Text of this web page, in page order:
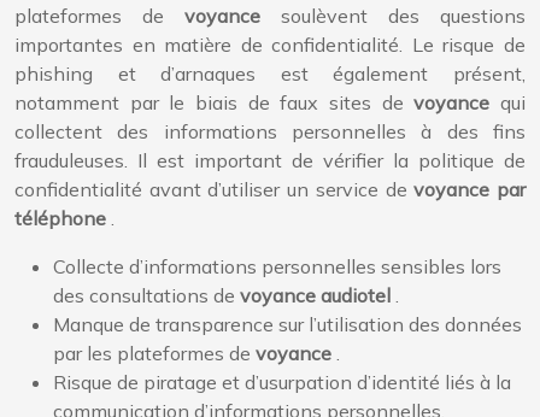
plateformes de voyance soulèvent des questions
importantes en matière de confidentialité. Le risque de
phishing et d’arnaques est également présent,
notamment par le biais de faux sites devoyancequi
collectent des informations personnelles à des fins
frauduleuses. Il est important de vérifier la politique de
confidentialité avant d’utiliser un service devoyance par
téléphone .
Collecte d’informations personnelles sensibles lors
des consultations de voyance audiotel .
Manque de transparence sur l’utilisation des données
par les plateformes de voyance .
Risque de piratage et d’usurpation d’identité liés à la
communication d’informations personnelles.